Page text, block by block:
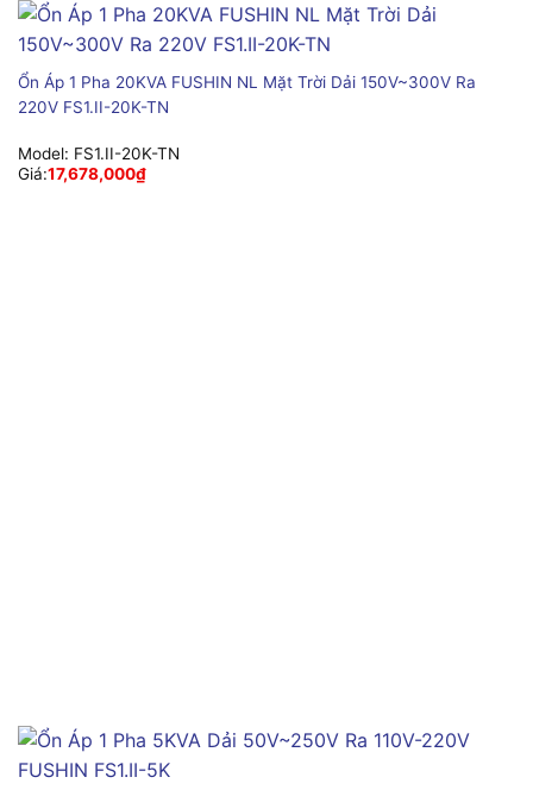
Ổn Áp 1 Pha 20KVA FUSHIN NL Mặt Trời Dải 150V~300V Ra
220V FS1.II-20K-TN
Model: FS1.II-20K-TN
Giá:17,678,000₫